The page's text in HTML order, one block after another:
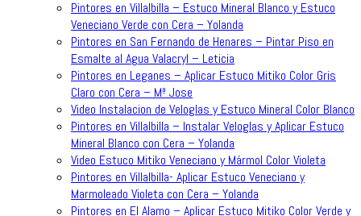
Pintores en Villalbilla – Estuco Mineral Blanco y Estuco
Veneciano Verde con Cera – Yolanda
Pintores en San Fernando de Henares – Pintar Piso en
Esmalte al Agua Valacryl – Leticia
Pintores en Leganes – Aplicar Estuco Mitiko Color Gris
Claro con Cera – Mª Jose
Video Instalacion de Veloglas y Estuco Mineral Color Blanco
Pintores en Villalbilla – Instalar Veloglas y Aplicar Estuco
Mineral Blanco con Cera – Yolanda
Video Estuco Mitiko Veneciano y Mármol Color Violeta
Pintores en Villalbilla- Aplicar Estuco Veneciano y
Marmoleado Violeta con Cera – Yolanda
Pintores en El Alamo – Aplicar Estuco Mitiko Color Verde y